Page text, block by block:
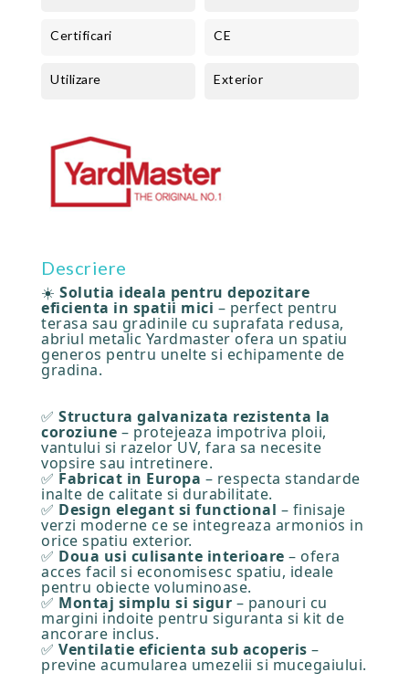
Certificari CE
Utilizare Exterior
Descriere
☀️ Solutia ideala pentru depozitare
eficienta in spatii mici – perfect pentru
terasa sau gradinile cu suprafata redusa,
abriul metalic Yardmaster ofera un spatiu
generos pentru unelte si echipamente de
gradina.
✅ Structura galvanizata rezistenta la
coroziune – protejeaza impotriva ploii,
vantului si razelor UV, fara sa necesite
vopsire sau intretinere.
✅ Fabricat in Europa – respecta standarde
inalte de calitate si durabilitate.
✅ Design elegant si functional – finisaje
verzi moderne ce se integreaza armonios in
orice spatiu exterior.
✅ Doua usi culisante interioare – ofera
acces facil si economisesc spatiu, ideale
pentru obiecte voluminoase.
✅ Montaj simplu si sigur – panouri cu
margini indoite pentru siguranta si kit de
ancorare inclus.
✅ Ventilatie eficienta sub acoperis –
previne acumularea umezelii si mucegaiului.